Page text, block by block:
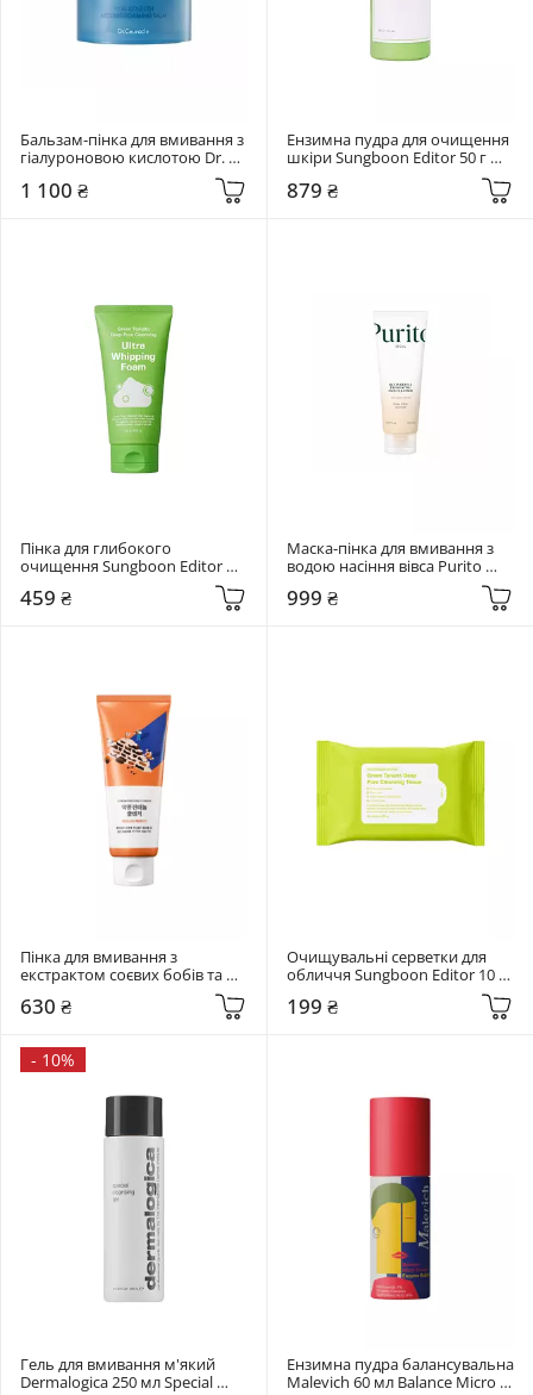
Бальзам-пінка для вмивання з
гіалуроновою кислотою Dr.
Ceuracle 100 мл Hyal Reyouth
Melting Foaming Balm
1 100 ₴
Ензимна пудра для очищення
шкіри Sungboon Editor 50 г
Green Tomato Deep Pore Clean
Enzyme Powder Wash
879 ₴
Пінка для глибокого
очищення Sungboon Editor
Pore Cleansing Ultra Whipping
459 ₴
Маска-пінка для вмивання з
водою насіння вівса Purito
Exfoliating Face Cleanser
999 ₴
Пінка для вмивання з
екстрактом соєвих бобів та
пантенолом Round Lab 150 мл
Soybean Panthenol Cleanser
630 ₴
Очищувальні серветки для
обличчя Sungboon Editor 10
шт Green Tomato Deep Pore
Cleansing Tissue
199 ₴
- 10%
Гель для вмивання м'який
Dermalogica 250 мл Special
Ензимна пудра балансувальна
Malevich 60 мл Balance Micro